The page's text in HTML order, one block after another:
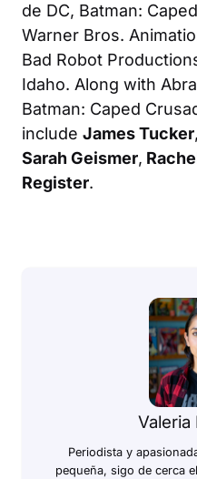
de DC, Batman:
Warner Bros.
Bad Robot
Idaho. Along with
Batman: Caped
include James Tucker,
Sarah Geismer,
Register.
Valeria
Periodista y
pequeña, sigo de cerca